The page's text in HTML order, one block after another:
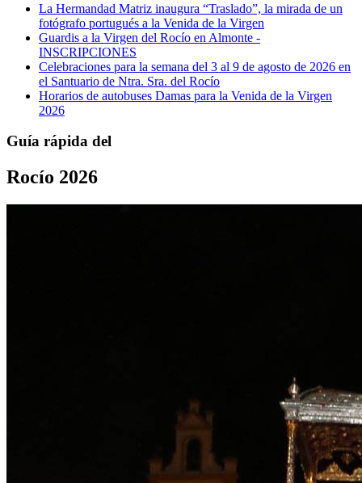
La Hermandad Matriz inaugura “Traslado”, la mirada de un
fotógrafo portugués a la Venida de la Virgen
Guardis a la Virgen del Rocío en Almonte -
INSCRIPCIONES
Celebraciones para la semana del 3 al 9 de agosto de 2026 en
el Santuario de Ntra. Sra. del Rocío
Horarios de autobuses Damas para la Venida de la Virgen
2026
Guía rápida del
Rocío 2026